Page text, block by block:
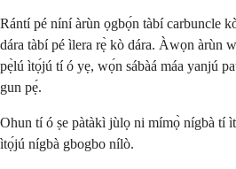
Rántí pé níní àrùn ọgbọ́n tàbí carbuncle
dára tàbí pé ìlera rẹ̀ kò dára. Àwọn àrùn
pẹ̀lú ìtọ́jú tí ó yẹ, wọ́n sábàá máa yanjú
gun pẹ́.
Ohun tí ó ṣe pàtàkì jùlọ ni mímọ̀ nígbà tí
ìtọ́jú nígbà gbogbo nílò.